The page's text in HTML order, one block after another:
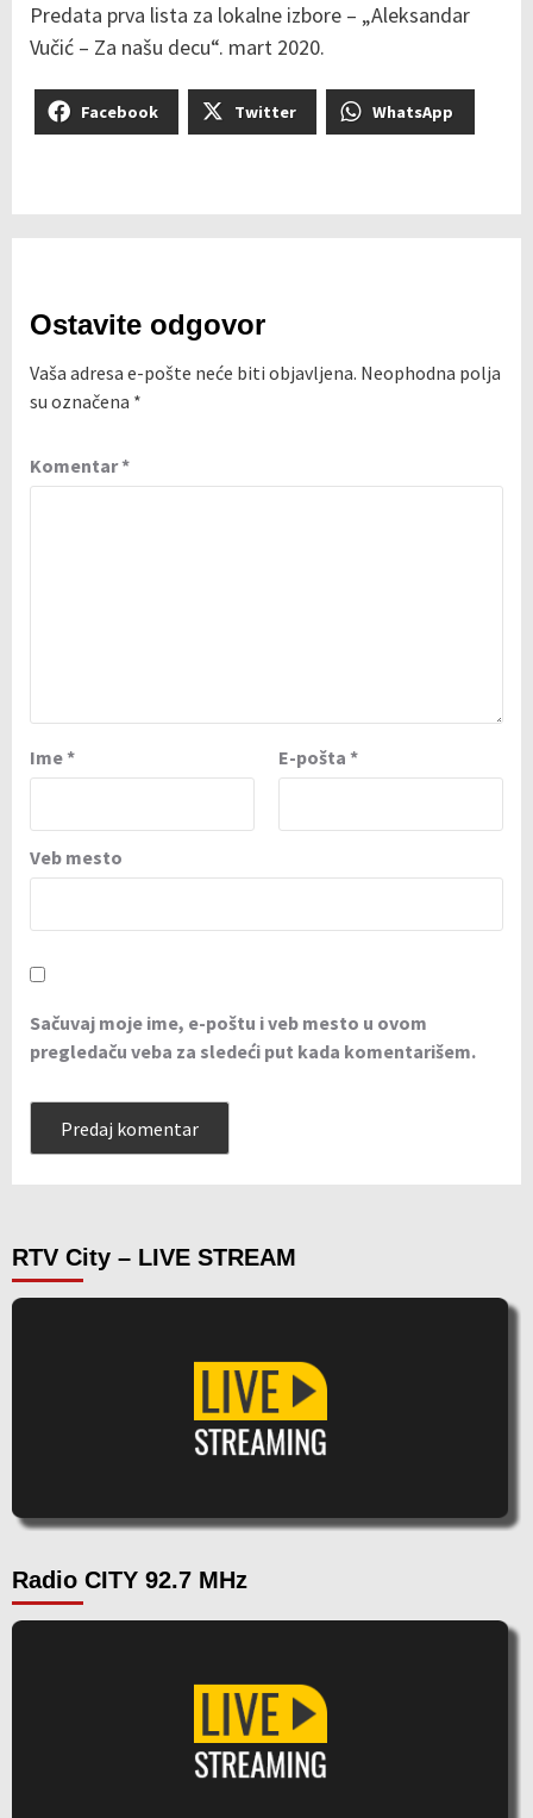
Predata prva lista za lokalne izbore – „Aleksandar
Vučić – Za našu decu“. mart 2020.
Facebook Twitter WhatsApp
Ostavite odgovor
Vaša adresa e-pošte neće biti objavljena. Neophodna polja
su označena *
Komentar*
Ime* E-pošta *
Veb mesto
Sačuvaj moje ime, e-poštu i veb mesto u ovom
pregledaču veba za sledeći put kada komentarišem.
RTV City – LIVE STREAM
Radio CITY 92.7 MHz